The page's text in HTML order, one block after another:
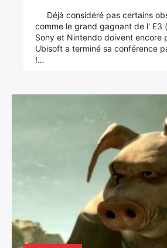
Déjà considéré pas certains
comme le grand gagnant de l' E3
Sony et Nintendo doivent encore
Ubisoft a terminé sa conférence
!…